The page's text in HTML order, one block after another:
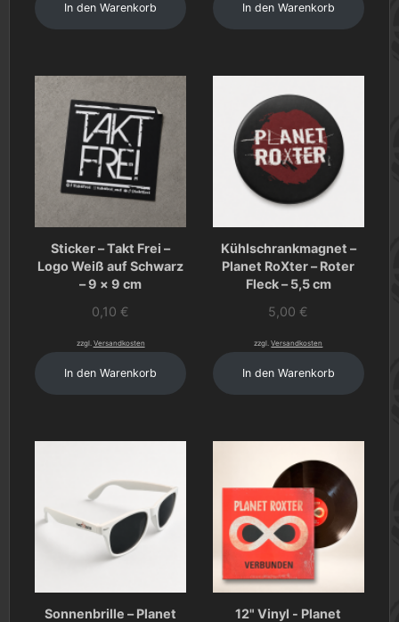
In den Warenkorb In den Warenkorb
Sticker – Takt Frei –
Logo Weiß auf Schwarz
– 9 × 9 cm
0,10 €
zzgl. Versandkosten
In den Warenkorb
Kühlschrankmagnet –
Planet RoXter – Roter
Fleck – 5,5 cm
5,00 €
zzgl.Versandkosten
In den Warenkorb
Sonnenbrille – Planet
12" Vinyl - Planet